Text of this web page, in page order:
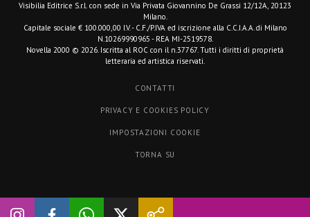
Visibilia Editrice S.r.l. con sede in Via Privata Giovannino De Grassi 12/12A, 20123
Milano.
Capitale sociale € 100.000,00 I.V. - C.F./P.IVA ed iscrizione alla C.C.I.A.A. di Milano
N.10269990965 - REA MI-2519578.
Novella 2000 © 2026. Iscritta al ROC con il n.37767. Tutti i diritti di proprietà
letteraria ed artistica riservati.
CONTATTI
PRIVACY E COOKIES POLICY
IMPOSTAZIONI COOKIE
TORNA SU